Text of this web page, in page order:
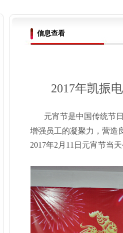
信息查看
2017年凯振电
元宵节是中国传统节
增强员工的凝聚力，营造
2017年2月11日元宵节当